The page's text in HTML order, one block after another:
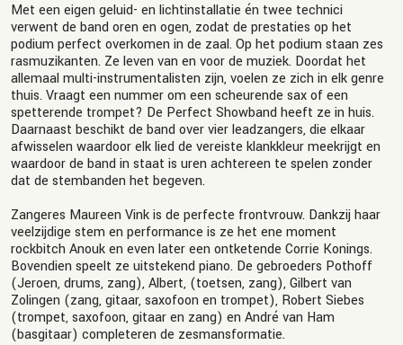
Met een eigen geluid- en lichtinstallatie én twee technici
verwent de band oren en ogen, zodat de prestaties op het
podium perfect overkomen in de zaal. Op het podium staan zes
rasmuzikanten. Ze leven van en voor de muziek. Doordat het
allemaal multi-instrumentalisten zijn, voelen ze zich in elk genre
thuis. Vraagt een nummer om een scheurende sax of een
spetterende trompet? De Perfect Showband heeft ze in huis.
Daarnaast beschikt de band over vier leadzangers, die elkaar
afwisselen waardoor elk lied de vereiste klankkleur meekrijgt en
waardoor de band in staat is uren achtereen te spelen zonder
dat de stembanden het begeven.
Zangeres Maureen Vink is de perfecte frontvrouw. Dankzij haar
veelzijdige stem en performance is ze het ene moment
rockbitch Anouk en even later een ontketende Corrie Konings.
Bovendien speelt ze uitstekend piano. De gebroeders Pothoff
(Jeroen, drums, zang), Albert, (toetsen, zang), Gilbert van
Zolingen (zang, gitaar, saxofoon en trompet), Robert Siebes
(trompet, saxofoon, gitaar en zang) en André van Ham
(basgitaar) completeren de zesmansformatie.